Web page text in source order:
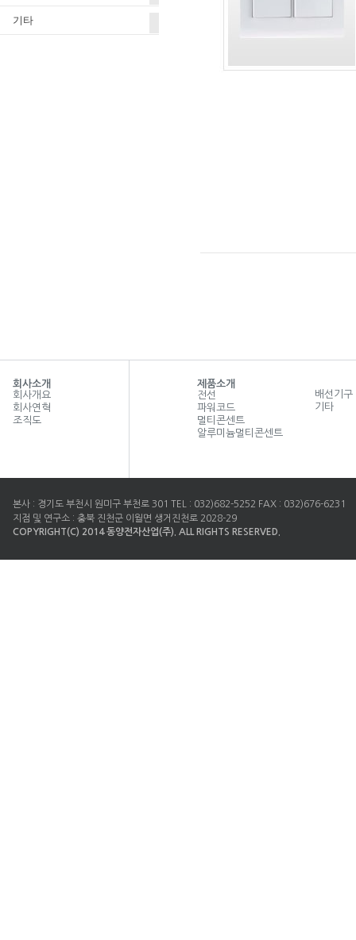
기타
회사소개
회사개요
회사연혁
조직도
제품소개
전선
파워코드
멀티콘센트
알루미늄멀티콘센트
배선기구
기타
본사 : 경기도 부천시 원미구 부천로 301 TEL : 032)682-5252 FAX : 032)676-6231
지점 및 연구소 : 충북 진천군 이월면 생거진천로 2028-29
COPYRIGHT(C) 2014 동양전자산업(주). ALL RIGHTS RESERVED.